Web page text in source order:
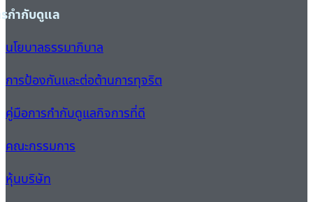
กำกับดูแล
นโยบาลธรรมาภิบาล
การป้องกันและต่อต้านการทุจริต
คู่มือการกำกับดูแลกิจการที่ดี
คณะกรรมการ
หุ้นบริษัท